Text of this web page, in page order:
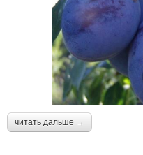
читать дальше →